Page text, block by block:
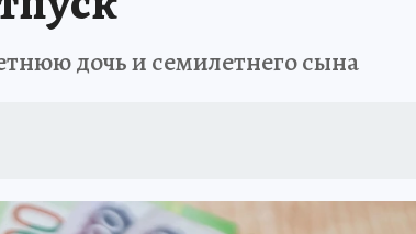
дочь и семилетнего сына